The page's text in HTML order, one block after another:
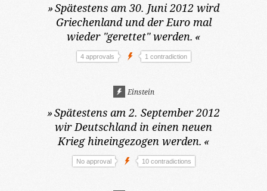
»Spätestens am 30. Juni 2012 wird
Griechenland und der Euro mal
wieder "gerettet" werden. «
4 approvals 1 contradiction
Einstein
»Spätestens am 2. September 2012
wir Deutschland in einen neuen
Krieg hineingezogen werden. «
No approval 10 contradictions